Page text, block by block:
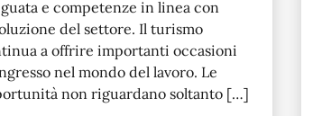
e competenze in linea con
del settore. Il turismo
a offrire importanti occasioni
nel mondo del lavoro. Le
non riguardano soltanto […]